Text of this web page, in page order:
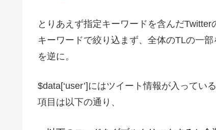
とりあえず指定キーワードを含んだTwitter
キーワードで絞り込まず、全体のTLの一
を逆に。
$data[‘user’]にはツイート情報が入っている
項目は以下の通り、